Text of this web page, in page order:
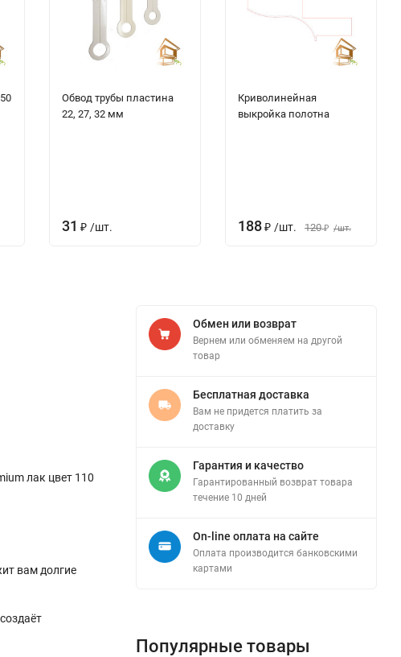
Обвод трубы пластина
22, 27, 32 мм
31 ₽ /шт.
Криволинейная
выкройка полотна
188₽ /шт. 120 ₽ /шт.
лак цвет 110
вам долгие
Обмен или возврат
Вернем или обменяем на другой
товар
Бесплатная доставка
Вам не придется платить за
доставку
Гарантия и качество
Гарантированный возврат товара
течение 10 дней
On-line оплата на сайте
Оплата производится банковскими
картами
Популярные товары